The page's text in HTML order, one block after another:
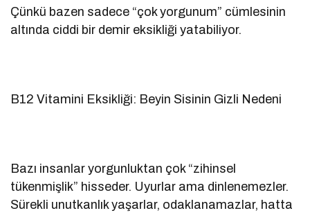
Çünkü bazen sadece “çok yorgunum” cümlesinin
altında ciddi bir demir eksikliği yatabiliyor.
B12 Vitamini Eksikliği: Beyin Sisinin Gizli Nedeni
Bazı insanlar yorgunluktan çok “zihinsel
tükenmişlik” hisseder. Uyurlar ama dinlenemezler.
Sürekli unutkanlık yaşarlar, odaklanamazlar, hatta